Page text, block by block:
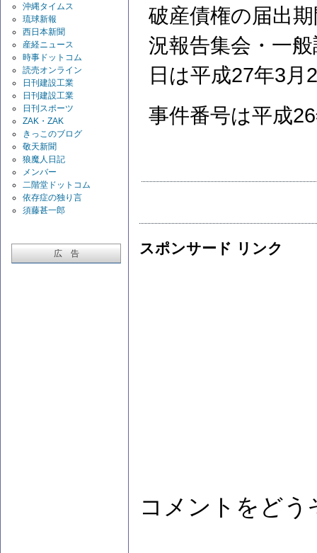
沖縄タイムス
琉球新報
西日本新聞
産経ニュース
時事ドットコム
読売オンライン
日刊建設工業
日刊建設工業
日刊スポーツ
ZAK・ZAK
きっこのブログ
敬天新聞
狼魔人日記
メンバー
二階堂ドットコム
依存症の独り言
須藤甚一郎
広 告
破産債権の届出
況報告集会・一
日は平成27年3月
事件番号は平成
スポンサード リンク
コメントをどう